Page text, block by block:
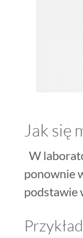
Jak się
W
ponownie
podstawie